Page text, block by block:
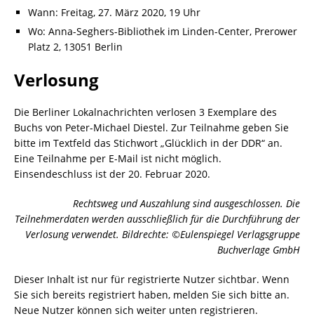
Wann: Freitag, 27. März 2020, 19 Uhr
Wo: Anna-Seghers-Bibliothek im Linden-Center, Prerower
Platz 2, 13051 Berlin
Verlosung
Die Berliner Lokalnachrichten verlosen 3 Exemplare des
Buchs von Peter-Michael Diestel. Zur Teilnahme geben Sie
bitte im Textfeld das Stichwort „Glücklich in der DDR“ an.
Eine Teilnahme per E-Mail ist nicht möglich.
Einsendeschluss ist der 20. Februar 2020.
Rechtsweg und Auszahlung sind ausgeschlossen. Die
Teilnehmerdaten werden ausschließlich für die Durchführung der
Verlosung verwendet. Bildrechte: ©Eulenspiegel Verlagsgruppe
Buchverlage GmbH
Dieser Inhalt ist nur für registrierte Nutzer sichtbar. Wenn
Sie sich bereits registriert haben, melden Sie sich bitte an.
Neue Nutzer können sich weiter unten registrieren.